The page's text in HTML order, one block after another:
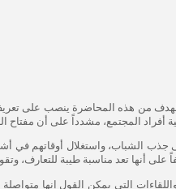
من هذه المحاضرة ينصب على
أفراد المجتمع، مشدداً على أن مفتاح
جذب الشباب، واستغلال أوقاتهم في
أنها تعد مناسبة طيبة للتعارف،
التي يمكن القول إنها